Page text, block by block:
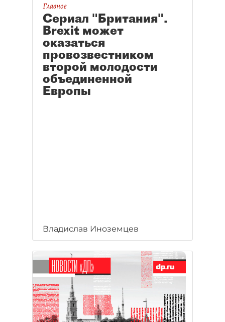
Главное
Сериал "Британия".
Brexit может
оказаться
провозвестником
второй молодости
объединенной
Европы
Владислав Иноземцев